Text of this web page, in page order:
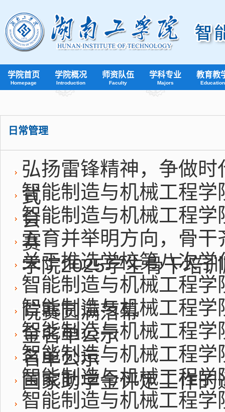
学院首页
Homepage
学院概况
Introduction
师资队伍
Faculty
学科专业
Majors
教育教
Education
日常管理
弘扬雷锋精神，争做
式
智能制造与机械工程
会
智能制造与机械工程
赛
五育并举明方向，骨
学院2025学生骨干培
关于推选学校第八次
智能制造与机械工程学
院赛圆满落幕
智能制造与机械工程
金名单公示
智能制造与机械工程
名单公示
智能制造与机械工程
国家助学金评定工作的
智能制造与机械工程
智能制造与机械工程